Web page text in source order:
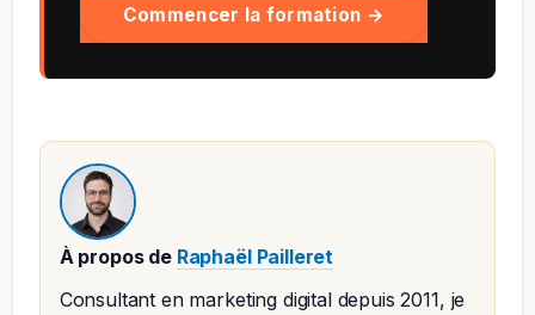
Commencer la formation →
À propos de Raphaël Pailleret
Consultant en marketing digital depuis 2011, je